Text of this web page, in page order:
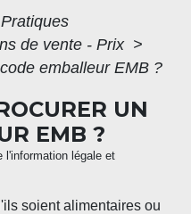
Pratiques
de vente - Prix >
emballeur EMB ?
UN
EMB ?
l'information légale et
soient alimentaires ou